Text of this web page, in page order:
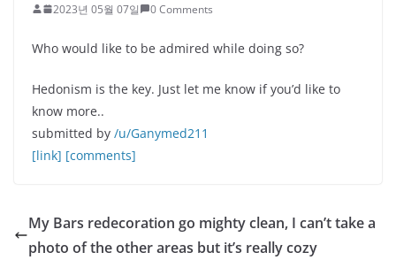
2023년 05월 07일 0 Comments
Who would like to be admired while doing so?
Hedonism is the key. Just let me know if you’d like to
know more..
submitted by /u/Ganymed211
[link] [comments]
My Bars redecoration go mighty clean, I can’t take a
photo of the other areas but it’s really cozy